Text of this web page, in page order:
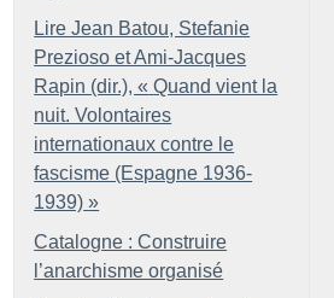
Lire Jean Batou, Stefanie
Prezioso et Ami-Jacques
Rapin (dir.), « Quand vient la
nuit. Volontaires
internationaux contre le
fascisme (Espagne 1936-
1939) »
Catalogne : Construire
l’anarchisme organisé